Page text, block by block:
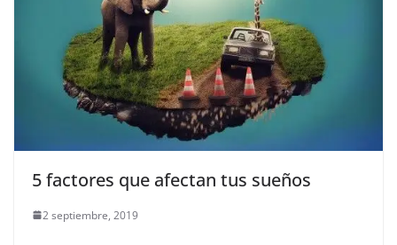
5 factores que afectan tus sueños
2 septiembre, 2019